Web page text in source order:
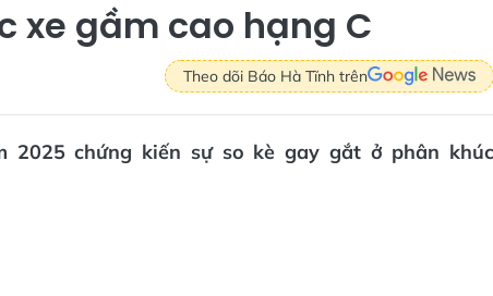
xe gầm cao hạng C
Theo dõi Báo Hà Tĩnh trên
chứng kiến sự so kè gay gắt ở phân khúc